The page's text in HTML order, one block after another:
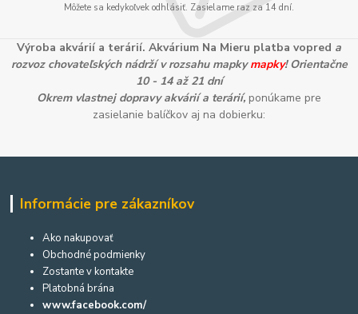
Môžete sa kedykoľvek odhlásiť. Zasielame raz za 14 dní.
Výroba akvárií a terárií. Akvárium Na Mieru platba vopred a
rozvoz chovateľských nádrží v rozsahu mapkymapky! Orientačne
10 - 14 až 21 dní
Okrem vlastnej dopravy akvárií a terárií, ponúkame pre
zasielanie balíčkov aj na dobierku:
Informácie pre zákazníkov
Ako nakupovať
Obchodné podmienky
Zostante v kontakte
Platobná brána
www.facebook.com/